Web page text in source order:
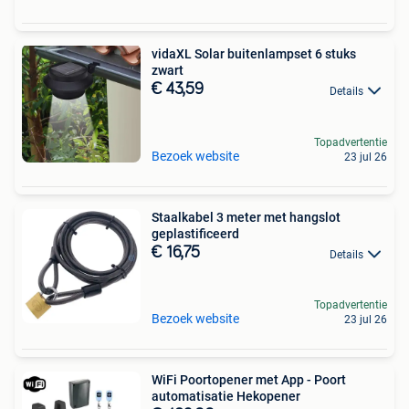
vidaXL Solar buitenlampset 6 stuks
zwart
€ 43,59 Details
Bezoek website
Topadvertentie
23 jul 26
Staalkabel 3 meter met hangslot
geplastificeerd
€ 16,75 Details
Bezoek website
Topadvertentie
23 jul 26
WiFi Poortopener met App - Poort
automatisatie Hekopener